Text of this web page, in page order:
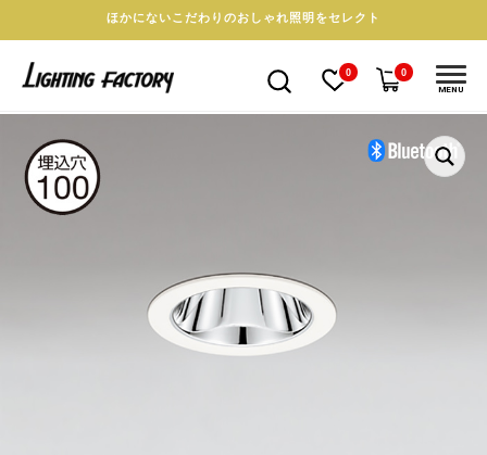
ほかにないこだわりのおしゃれ照明をセレクト
0 0
MENU